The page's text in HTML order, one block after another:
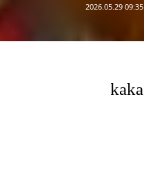
2026.05.29 09:35